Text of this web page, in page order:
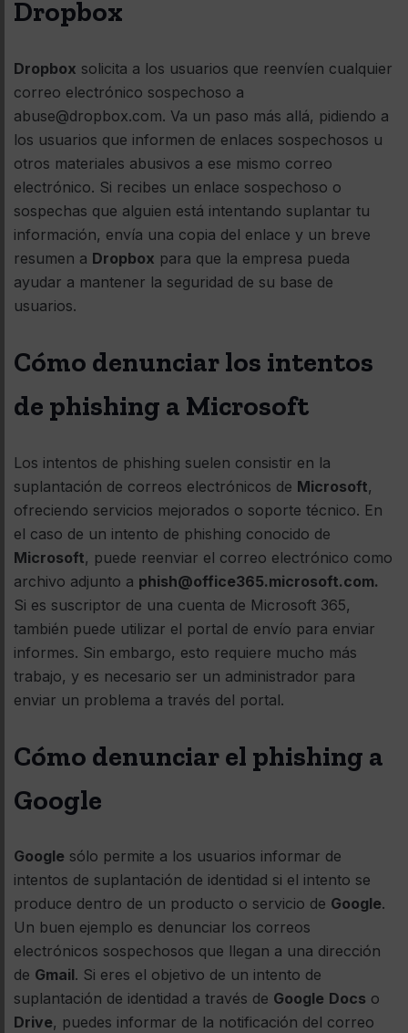
Dropbox
Dropbox solicita a los usuarios que reenvíen cualquier
correo electrónico sospechoso a
abuse@dropbox.com. Va un paso más allá, pidiendo a
los usuarios que informen de enlaces sospechosos u
otros materiales abusivos a ese mismo correo
electrónico. Si recibes un enlace sospechoso o
sospechas que alguien está intentando suplantar tu
información, envía una copia del enlace y un breve
resumen a Dropbox para que la empresa pueda
ayudar a mantener la seguridad de su base de
usuarios.
Cómo denunciar los intentos
de phishing a Microsoft
Los intentos de phishing suelen consistir en la
suplantación de correos electrónicos de Microsoft,
ofreciendo servicios mejorados o soporte técnico. En
el caso de un intento de phishing conocido de
Microsoft, puede reenviar el correo electrónico como
archivo adjunto a phish@office365.microsoft.com.
Si es suscriptor de una cuenta de Microsoft 365,
también puede utilizar el portal de envío para enviar
informes. Sin embargo, esto requiere mucho más
trabajo, y es necesario ser un administrador para
enviar un problema a través del portal.
Cómo denunciar el phishing a
Google
Google sólo permite a los usuarios informar de
intentos de suplantación de identidad si el intento se
produce dentro de un producto o servicio de Google.
Un buen ejemplo es denunciar los correos
electrónicos sospechosos que llegan a una dirección
de Gmail. Si eres el objetivo de un intento de
suplantación de identidad a través de Google Docs o
Drive, puedes informar de la notificación del correo